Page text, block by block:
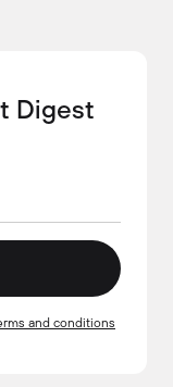
Digest
and conditions